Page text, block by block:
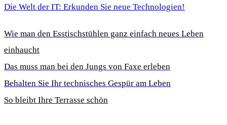
Die Welt der IT: Erkunden Sie neue Technologien!
Wie man den Esstischstühlen ganz einfach neues Leben
einhaucht
Das muss man bei den Jungs von Faxe erleben
Behalten Sie Ihr technisches Gespür am Leben
So bleibt Ihre Terrasse schön